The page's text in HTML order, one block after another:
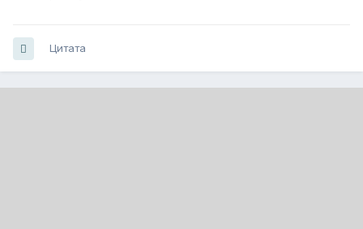
Цитата